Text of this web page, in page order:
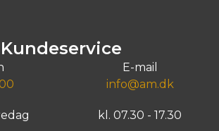
Kundeservice
E-mail
info@am.dk
kl. 07.30 - 17.30